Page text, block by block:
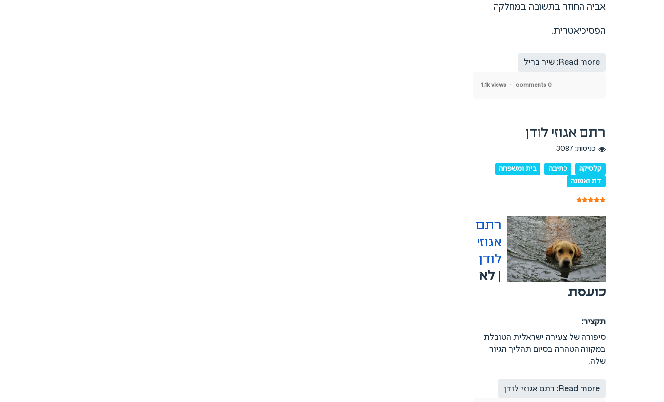
אביה החוזר בתשובה במחלקה
הפסיכיאטרית.
Read more: שיר בריל
0 comments
1.1k views
רתם אגוזי לודן
כניסות: 3087
קלסיקה
כתיבה
בית ומשפחה
דת ואמונה
דירוג משתמשים:
רתם
אגוזי
לודן
|לא
כועסת
תקציר:
סיפורה של צעירה ישראלית הטובלת
במקווה הטהרה בסיום תהליך הגיור
שלה.
Read more: רתם אגוזי לודן